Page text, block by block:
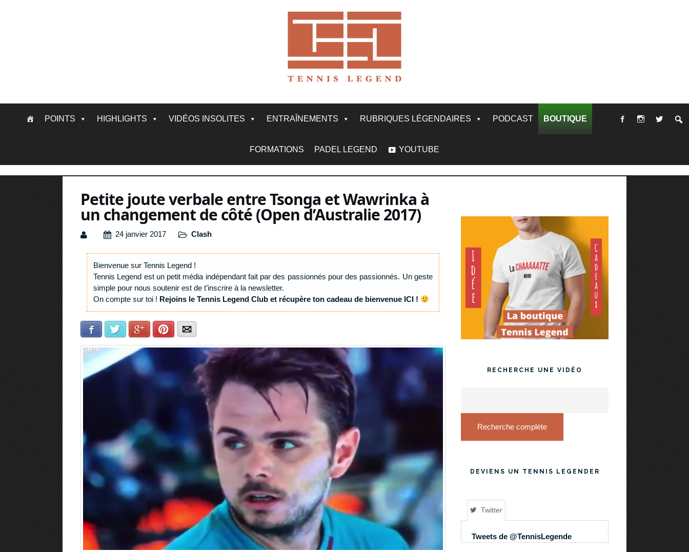
POINTS HIGHLIGHTS VIDÉOS INSOLITES ENTRAÎNEMENTS RUBRIQUES LÉGENDAIRES PODCAST BOUTIQUE
FORMATIONS PADEL LEGEND YOUTUBE
Petite joute verbale entre Tsonga et Wawrinka à
un changement de côté (Open d’Australie 2017)
24 janvier 2017 Clash
Bienvenue sur Tennis Legend !
Tennis Legend est un petit média indépendant fait par des passionnés pour des passionnés. Un geste
simple pour nous soutenir est de t’inscrire à la newsletter.
On compte sur toi ! Rejoins le Tennis Legend Club et récupère ton cadeau de bienvenue ICI !
Facebook Twitter Google+Pinterest
RECHERCHE UNE VIDÉO
Recherche complète
DEVIENS UN TENNIS LEGENDER
Twitter
Tweets de @TennisLegende